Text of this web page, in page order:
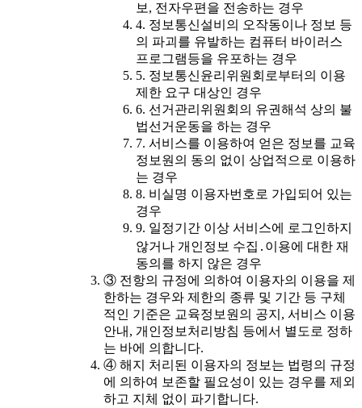
보, 전자우편을 전송하는 경우
4. 정보통신설비의 오작동이나 정보 등
의 파괴를 유발하는 컴퓨터 바이러스
프로그램등을 유포하는 경우
5. 정보통신윤리위원회로부터의 이용
제한 요구 대상인 경우
6. 선거관리위원회의 유권해석 상의 불
법선거운동을 하는 경우
7. 서비스를 이용하여 얻은 정보를 교육
정보원의 동의 없이 상업적으로 이용하
는 경우
8. 비실명 이용자번호로 가입되어 있는
경우
9. 일정기간 이상 서비스에 로그인하지
않거나 개인정보 수집․이용에 대한 재
동의를 하지 않은 경우
③ 전항의 규정에 의하여 이용자의 이용을 제
한하는 경우와 제한의 종류 및 기간 등 구체
적인 기준은 교육정보원의 공지, 서비스 이용
안내, 개인정보처리방침 등에서 별도로 정하
는 바에 의합니다.
④ 해지 처리된 이용자의 정보는 법령의 규정
에 의하여 보존할 필요성이 있는 경우를 제외
하고 지체 없이 파기합니다.